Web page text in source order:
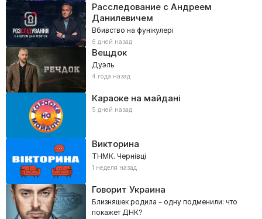
Расследование с Андреем
Данилевичем
Вбивство на фунікулері
6 дней назад
Вещдок
Дуэль
4 года назад
Караоке на майдані
5 дней назад
Викторина
ТНМК. Чернівці
1 неделя назад
Говорит Украина
Близняшек родила – одну подменили: что
покажет ДНК?